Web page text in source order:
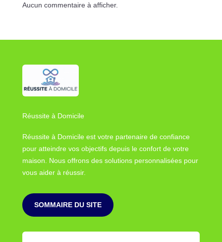
Aucun commentaire à afficher.
Réussite à Domicile
Réussite à Domicile est votre partenaire de confiance
pour atteindre vos objectifs depuis le confort de votre
maison. Nous offrons des solutions personnalisées pour
vous aider à réussir.
SOMMAIRE DU SITE